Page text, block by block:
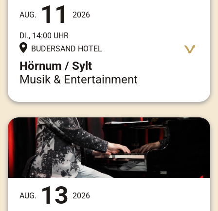
AUG. 11 2026
DI., 14:00 UHR
BUDERSAND HOTEL
Hörnum / Sylt
Musik & Entertainment
AUG. 13 2026